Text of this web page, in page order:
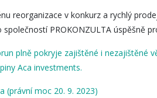
reorganizace v konkurz a rychlý
PROKONZULTA úspěšně
plně pokryje zajištěné i nezajištěné
Aca investments.
(právní moc 20. 9. 2023)